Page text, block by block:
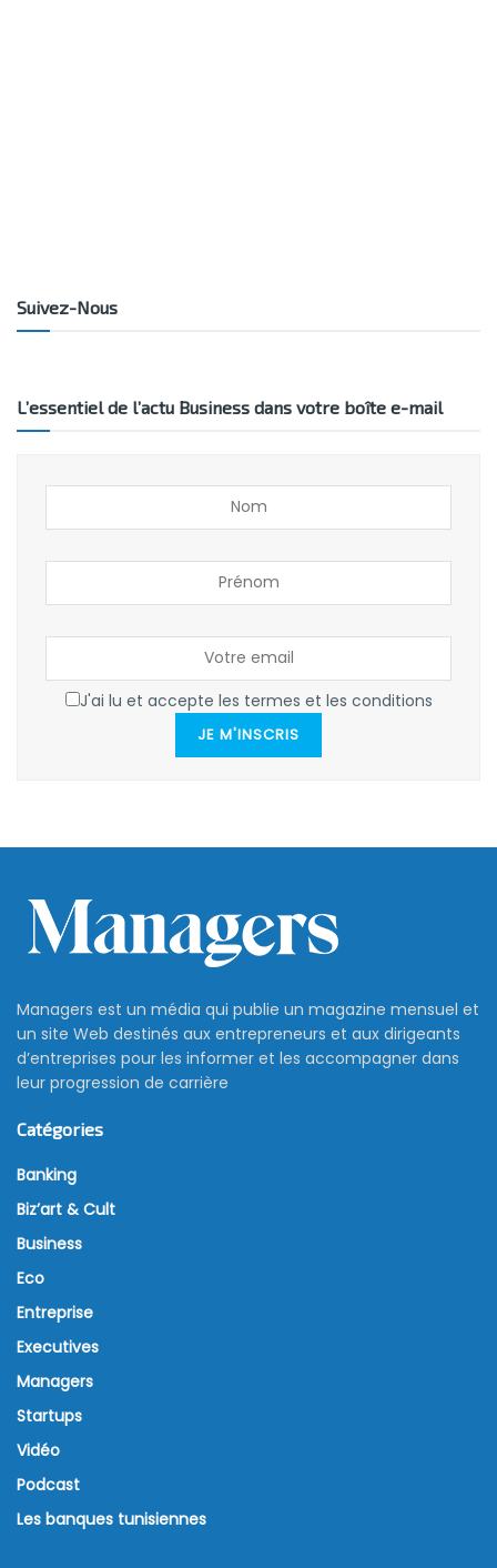
Suivez-Nous
L’essentiel de l’actu Business dans votre boîte e-mail
J'ai lu et accepte les termes et les conditions
JE M'INSCRIS
Managers est un média qui publie un magazine mensuel et
un site Web destinés aux entrepreneurs et aux dirigeants
d’entreprises pour les informer et les accompagner dans
leur progression de carrière
Catégories
Banking
Biz’art & Cult
Business
Eco
Entreprise
Executives
Managers
Startups
Vidéo
Podcast
Les banques tunisiennes